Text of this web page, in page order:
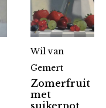
Wil van
Gemert
Zomerfruit
met